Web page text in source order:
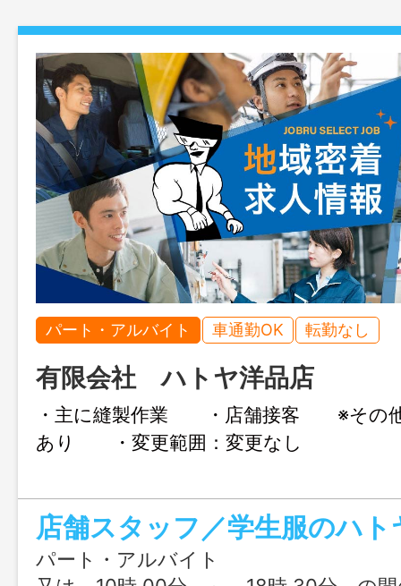
パート・アルバイト 車通勤OK 転勤なし
有限会社 ハトヤ洋品店
・主に縫製作業 ・店舗接客 ※その他
あり ・変更範囲：変更なし
店舗スタッフ／学生服のハト
パート・アルバイト